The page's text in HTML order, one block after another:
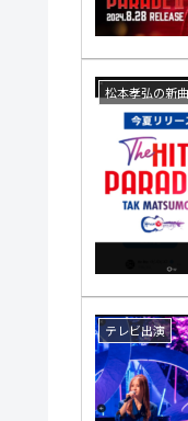
松本孝弘の新曲
テレビ出演